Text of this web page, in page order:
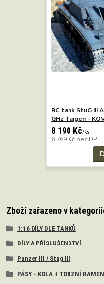
RC tank StuG III
GHz Taigen -
8 190 Kč/ks
6 769 Kč bez DPH
Zboží zařazeno v
1:16 DÍLY DLE TANKŮ
DÍLY A PŘÍSLUŠENSTVÍ
Panzer III / Stug III
PÁSY + KOLA + TORZNÍ RAMEN